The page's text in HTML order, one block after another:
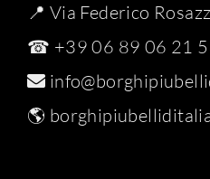
📍 Via Federico
☎ +39 06 89 06 21
🌎